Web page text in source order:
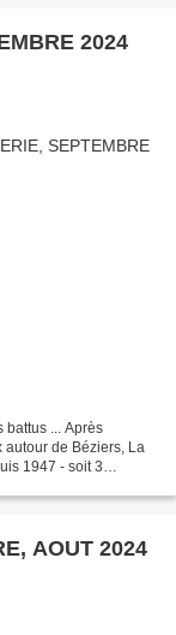
2024
battus ... Après
de Béziers, La
1947 - soit 3
AOUT 2024